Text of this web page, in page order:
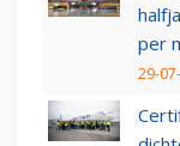
per
29-